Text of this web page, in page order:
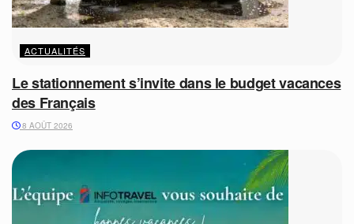
ACTUALITÉS
Le stationnement s’invite dans le budget vacances
des Français
8 AOÛT 2026